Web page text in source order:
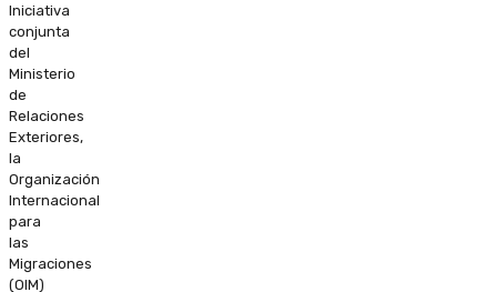
Iniciativa
conjunta
del
Ministerio
de
Relaciones
Exteriores,
la
Organización
Internacional
para
las
Migraciones
(OIM)